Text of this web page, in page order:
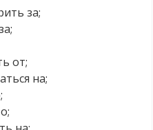
за;
от;
на;